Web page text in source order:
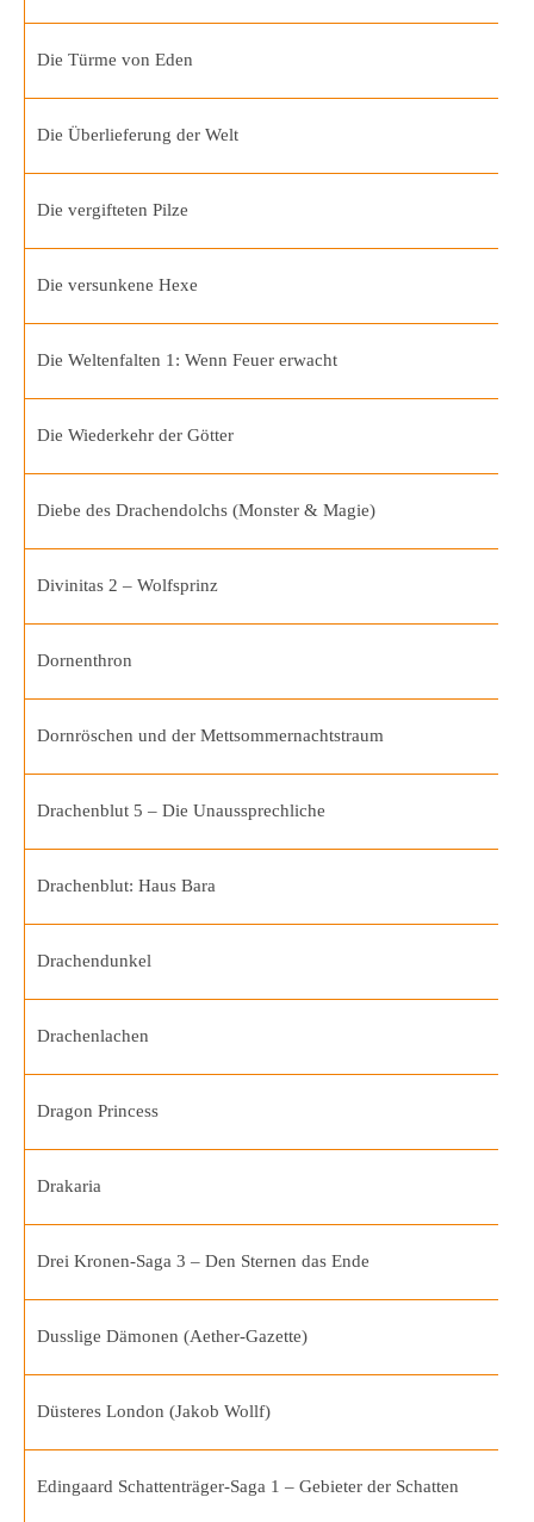
Die Türme von Eden
Die Überlieferung der Welt
Die vergifteten Pilze
Die versunkene Hexe
Die Weltenfalten 1: Wenn Feuer erwacht
Die Wiederkehr der Götter
Diebe des Drachendolchs (Monster & Magie)
Divinitas 2 – Wolfsprinz
Dornenthron
Dornröschen und der Mettsommernachtstraum
Drachenblut 5 – Die Unaussprechliche
Drachenblut: Haus Bara
Drachendunkel
Drachenlachen
Dragon Princess
Drakaria
Drei Kronen-Saga 3 – Den Sternen das Ende
Dusslige Dämonen (Aether-Gazette)
Düsteres London (Jakob Wollf)
Edingaard Schattenträger-Saga 1 – Gebieter der Schatten